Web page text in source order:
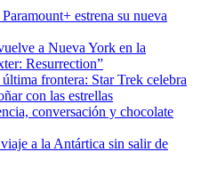
estrena su nueva
a Nueva York en la
Resurrection”
frontera: Star Trek celebra
con las estrellas
conversación y chocolate
a la Antártica sin salir de